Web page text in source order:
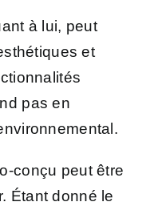
à lui, peut
et
pas en
conçu peut être
Étant donné le